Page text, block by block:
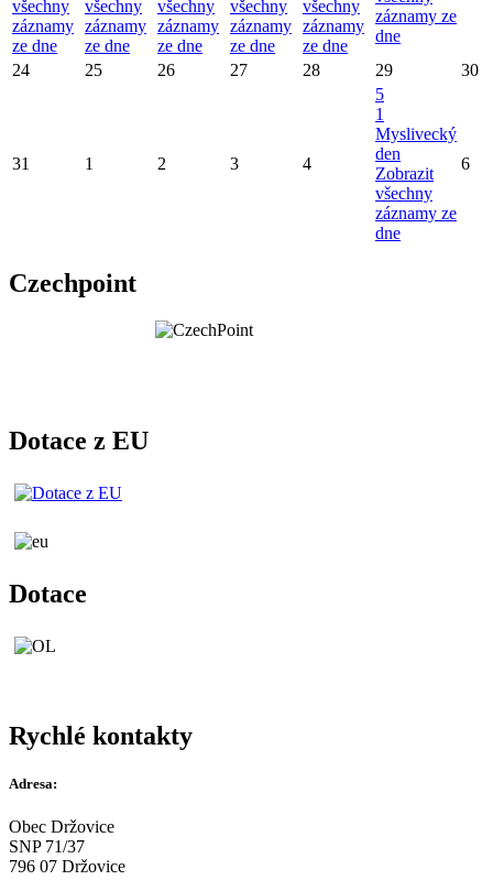
všechny
záznamy
ze dne
všechny
záznamy
ze dne
všechny
záznamy
ze dne
všechny
záznamy
ze dne
všechny
záznamy
ze dne
záznamy ze
dne
24
25 26 27 28 29 30
31 1 2 3 4
5
1
Myslivecký
den
Zobrazit
všechny
záznamy ze
dne
6
Czechpoint
Dotace z EU
Dotace
Rychlé kontakty
Adresa:
Obec Držovice
SNP 71/37
796 07 Držovice